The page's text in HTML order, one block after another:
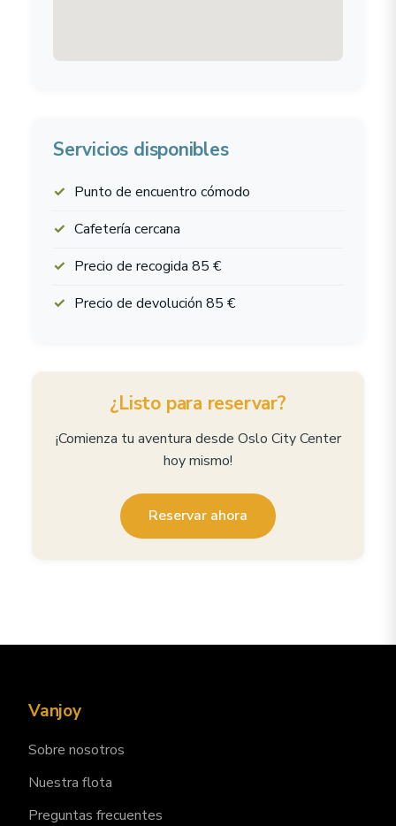
Servicios disponibles
Punto de encuentro cómodo
Cafetería cercana
Precio de recogida 85 €
Precio de devolución 85 €
¿Listo para reservar?
¡Comienza tu aventura desde Oslo City Center
hoy mismo!
Reservar ahora
Vanjoy
Sobre nosotros
Nuestra flota
Preguntas frecuentes